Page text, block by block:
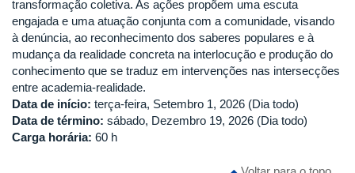
transformação coletiva. As ações propõem uma escuta
engajada e uma atuação conjunta com a comunidade, visando
à denúncia, ao reconhecimento dos saberes populares e à
mudança da realidade concreta na interlocução e produção do
conhecimento que se traduz em intervenções nas intersecções
entre academia-realidade.
Data de início: terça-feira, Setembro 1, 2026 (Dia todo)
Data de término: sábado, Dezembro 19, 2026 (Dia todo)
Carga horária: 60 h